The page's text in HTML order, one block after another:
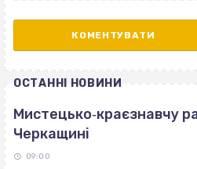
ОСТАННІ НОВИНИ
Мистецько‐краєзнавчу
Черкащині
09:00